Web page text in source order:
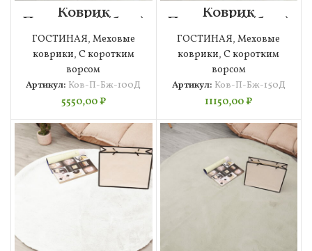
Коврик
Плюшевый (беж)
100х100
ГОСТИНАЯ, Меховые
коврики, С коротким
ворсом
Артикул: Ков-П-Бж-100Д
5550,00₽
Коврик
Плюшевый (беж)
150х150
ГОСТИНАЯ,Меховые
коврики,С коротким
ворсом
Артикул: Ков-П-Бж-150Д
11150,00₽